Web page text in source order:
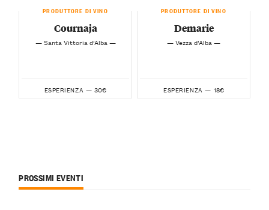
PRODUTTORE DI VINO
Cournaja
— Santa Vittoria d’Alba —
ESPERIENZA — 30€
PRODUTTORE DI VINO
Demarie
— Vezza d’Alba —
ESPERIENZA — 18€
PROSSIMI EVENTI